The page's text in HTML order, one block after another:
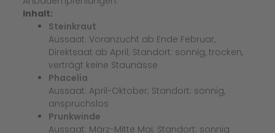
Inhalt:
Steinkraut
Aussaat: Voranzucht ab Ende Februar,
Direktsaat ab April; Standort: sonnig, trocken,
verträgt keine Staunässe
Phacelia
Aussaat: April-Oktober; Standort: sonnig,
anspruchslos
Prunkwinde
Aussaat: März-Mitte Mai; Standort: sonnig